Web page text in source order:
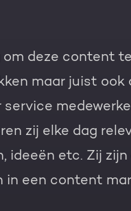
& templates
driven design
deze content
maar juist
zij elke dag
ideeën etc. Zij
in een content